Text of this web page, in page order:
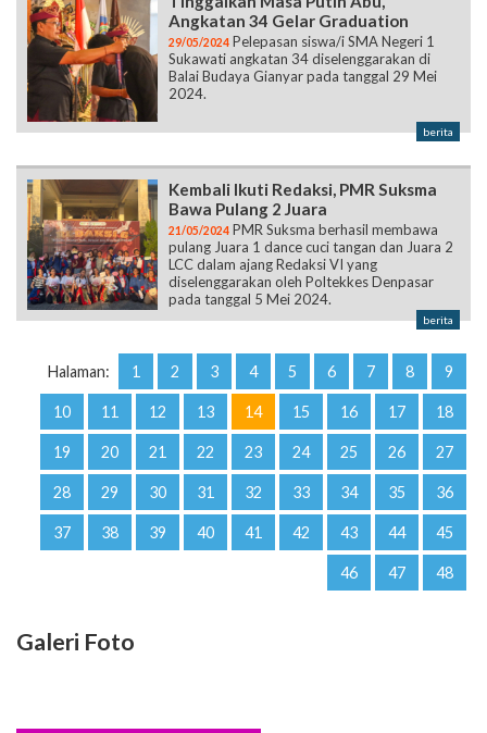
Angkatan 34 Gelar Graduation
29/05/2024 Pelepasan siswa/i SMA Negeri 1
Sukawati angkatan 34 diselenggarakan di
Balai Budaya Gianyar pada tanggal 29 Mei
2024.
berita
Kembali Ikuti Redaksi, PMR Suksma
Bawa Pulang 2 Juara
21/05/2024 PMR Suksma berhasil membawa
pulang Juara 1 dance cuci tangan dan Juara 2
LCC dalam ajang Redaksi VI yang
diselenggarakan oleh Poltekkes Denpasar
pada tanggal 5 Mei 2024.
berita
Halaman: 1 2 3 4 5 6 7 8 9
10 11 12 13 14 15 16 17 18
19 20 21 22 23 24 25 26 27
28 29 30 31 32 33 34 35 36
37 38 39 40 41 42 43 44 45
46 47 48
Galeri Foto